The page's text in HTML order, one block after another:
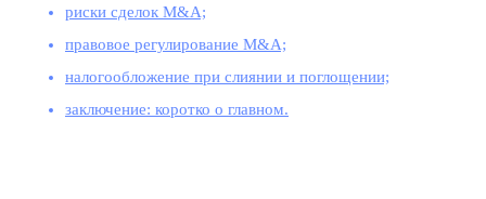
риски сделок M&A;
правовое регулирование M&A;
налогообложение при слиянии и поглощении;
заключение: коротко о главном.